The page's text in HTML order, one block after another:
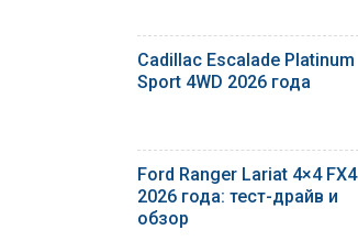
Cadillac Escalade Platinum
Sport 4WD 2026 года
Ford Ranger Lariat 4×4 FX4
2026 года: тест-драйв и
обзор